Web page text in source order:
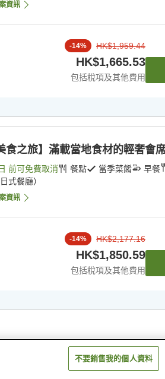
資訊
-14% HK$1,959.44
HK$1,665.53
包括稅項及其他費用
食之旅】滿載當地食材的輕奢會
前可免費取消 餐點 當季菜餚 早餐
式餐廳）
資訊
-14% HK$2,177.16
HK$1,850.59
包括稅項及其他費用
不要銷售我的個人資料